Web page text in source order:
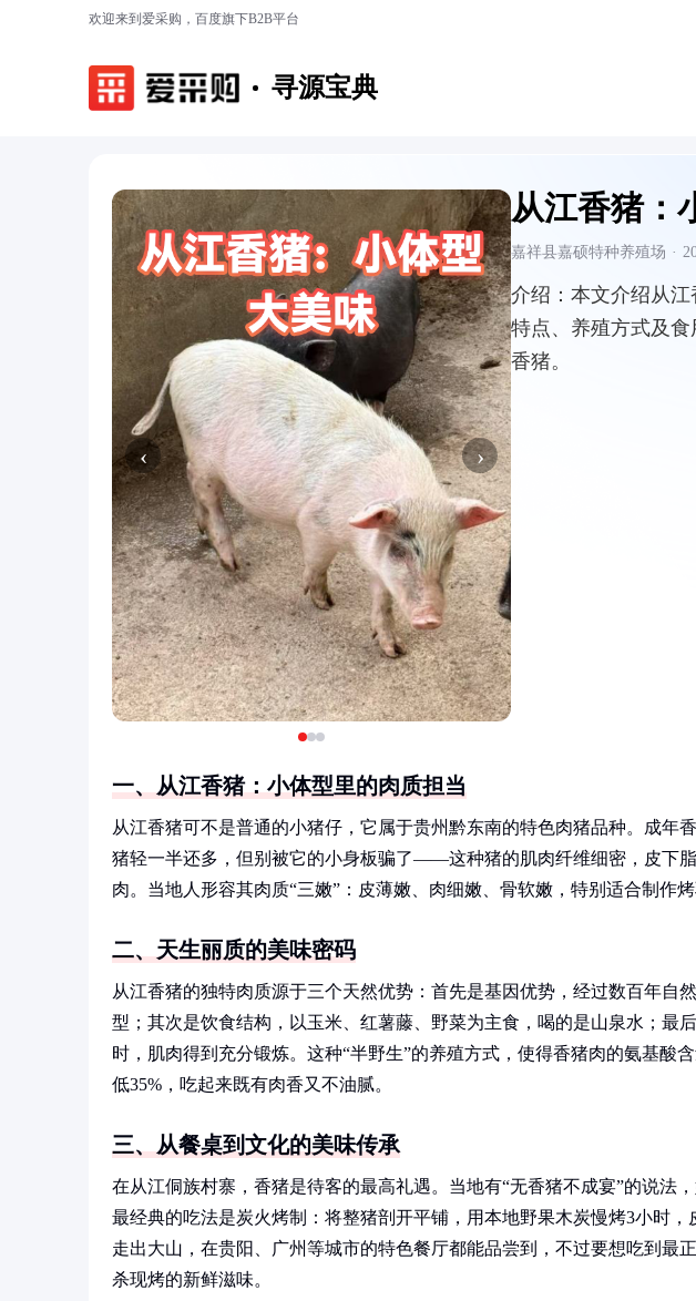
欢迎来到爱采购，百度旗下B2B平台
寻源宝典
‹ ›
从江香猪：
嘉祥县嘉硕特种养殖场 ·
介绍： 本文介绍从
特点、养殖方式及
香猪。
一、从江香猪：小体型里的肉质担当
从江香猪可不是普通的小猪仔，它属于贵州黔东南的特色肉猪品种。成年
猪轻一半还多，但别被它的小身板骗了——这种猪的肌肉纤维细密，皮下
肉。当地人形容其肉质“三嫩”：皮薄嫩、肉细嫩、骨软嫩，特别适合制作
二、天生丽质的美味密码
从江香猪的独特肉质源于三个天然优势：首先是基因优势，经过数百年自
型；其次是饮食结构，以玉米、红薯藤、野菜为主食，喝的是山泉水；最
时，肌肉得到充分锻炼。这种“半野生”的养殖方式，使得香猪肉的氨基酸
低35%，吃起来既有肉香又不油腻。
三、从餐桌到文化的美味传承
在从江侗族村寨，香猪是待客的最高礼遇。当地有“无香猪不成宴”的说法
最经典的吃法是炭火烤制：将整猪剖开平铺，用本地野果木炭慢烤3小时
走出大山，在贵阳、广州等城市的特色餐厅都能品尝到，不过要想吃到最
杀现烤的新鲜滋味。